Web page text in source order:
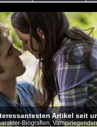
Artikel seit
Biografien,